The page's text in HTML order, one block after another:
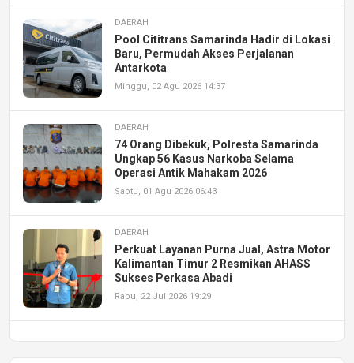
DAERAH
Pool Cititrans Samarinda Hadir di Lokasi
Baru, Permudah Akses Perjalanan
Antarkota
Minggu, 02 Agu 2026 14:37
DAERAH
74 Orang Dibekuk, Polresta Samarinda
Ungkap 56 Kasus Narkoba Selama
Operasi Antik Mahakam 2026
Sabtu, 01 Agu 2026 06:43
DAERAH
Perkuat Layanan Purna Jual, Astra Motor
Kalimantan Timur 2 Resmikan AHASS
Sukses Perkasa Abadi
Rabu, 22 Jul 2026 19:29